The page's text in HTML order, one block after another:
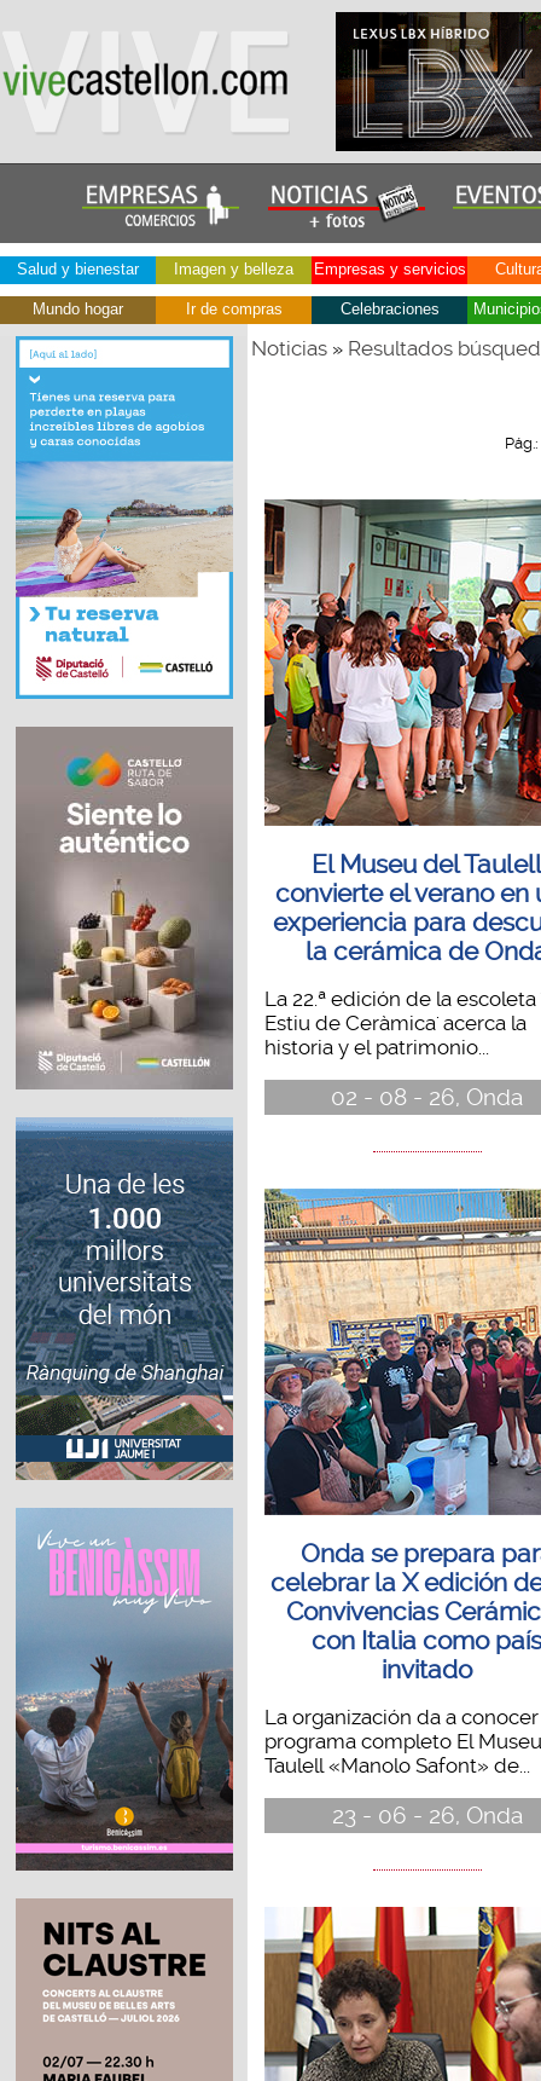
Salud y bienestar Imagen y belleza Empresas y servicios
Mundo hogar Ir de compras Celebraciones
Noticias» Resultados
Pág.:
El Museu del
convierte el verano en
experiencia para
la cerámica de
La 22.ª edición de la escoleta
Estiu de Ceràmica' acerca la
historia y el patrimonio...
02 - 08 - 26, Onda
Onda se prepara
celebrar la X edición
Convivencias
con Italia como
invitado
La organización da a
programa completo El
Taulell «Manolo Safont» de...
23 - 06 - 26, Onda